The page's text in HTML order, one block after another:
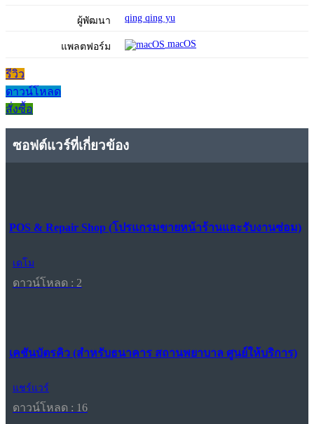
ผู้พัฒนา qing qing yu
แพลตฟอร์ม macOS
รีวิว
ดาวน์โหลด
สั่งซื้อ
ซอฟต์แวร์ที่เกี่ยวข้อง
POS & Repair Shop (โปรแกรมขายหน้าร้านและรับงานซ่อม)
เดโม
ดาวน์โหลด : 2
เคชันบัตรคิว (สำหรับธนาคาร สถานพยาบาล ศูนย์ให้บริการ)
แชร์แวร์
ดาวน์โหลด : 16